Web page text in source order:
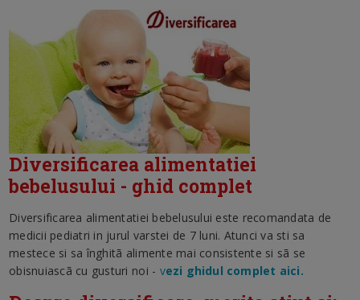
Diversificarea alimentatiei
bebelusului - ghid complet
Diversificarea alimentatiei bebelusului este recomandata de
medicii pediatri in jurul varstei de 7 luni. Atunci va sti sa
mestece si sa înghitã alimente mai consistente si sã se
obisnuiascã cu gusturi noi - vezi ghidul complet aici.